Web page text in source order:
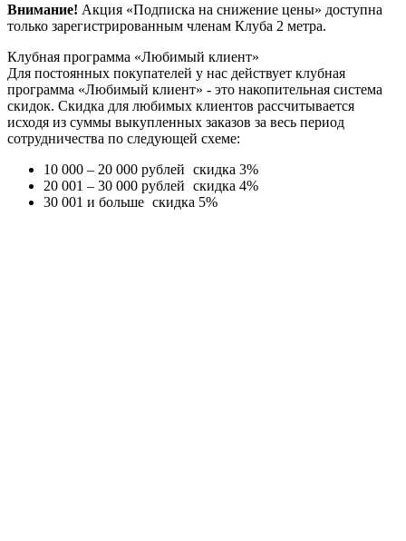
Внимание! Акция «Подписка на снижение цены» доступна
только зарегистрированным членам Клуба 2 метра.
Клубная программа «Любимый клиент»
Для постоянных покупателей у нас действует клубная
программа «Любимый клиент» - это накопительная система
скидок. Скидка для любимых клиентов рассчитывается
исходя из суммы выкупленных заказов за весь период
сотрудничества по следующей схеме:
10 000 – 20 000 рублей скидка 3%
20 001 – 30 000 рублей скидка 4%
30 001 и больше скидка 5%